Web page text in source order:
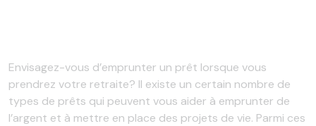
Envisagez-vous d’emprunter un prêt lorsque vous
prendrez votre retraite? Il existe un certain nombre de
types de prêts qui peuvent vous aider à emprunter de
l’argent et à mettre en place des projets de vie. Parmi ces